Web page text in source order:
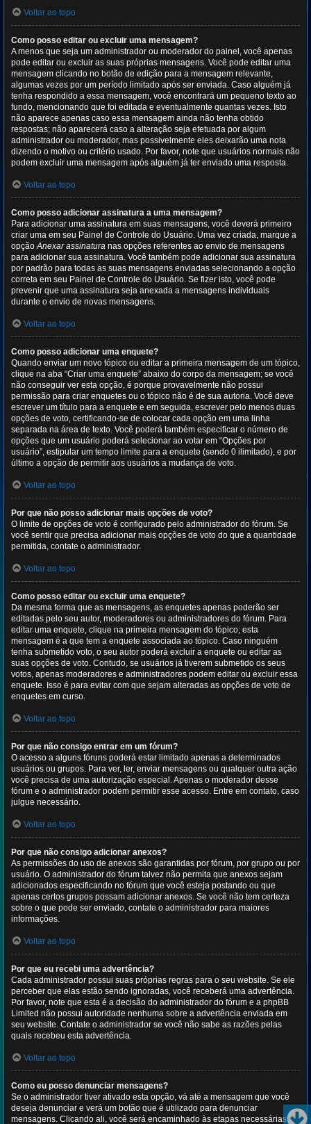
Voltar ao topo
Como posso editar ou excluir uma mensagem?
A menos que seja um administrador ou moderador do painel, você apenas
pode editar ou excluir as suas próprias mensagens. Você pode editar uma
mensagem clicando no botão de edição para a mensagem relevante,
algumas vezes por um período limitado após ser enviada. Caso alguém já
tenha respondido a essa mensagem, você encontrará um pequeno texto ao
fundo, mencionando que foi editada e eventualmente quantas vezes. Isto
não aparece apenas caso essa mensagem ainda não tenha obtido
respostas; não aparecerá caso a alteração seja efetuada por algum
administrador ou moderador, mas possivelmente eles deixarão uma nota
dizendo o motivo ou critério usado. Por favor, note que usuários normais não
podem excluir uma mensagem após alguém já ter enviado uma resposta.
Voltar ao topo
Como posso adicionar assinatura a uma mensagem?
Para adicionar uma assinatura em suas mensagens, você deverá primeiro
criar uma em seu Painel de Controle do Usuário. Uma vez criada, marque a
opçãoAnexar assinatura nas opções referentes ao envio de mensagens
para adicionar sua assinatura. Você também pode adicionar sua assinatura
por padrão para todas as suas mensagens enviadas selecionando a opção
correta em seu Painel de Controle do Usuário. Se fizer isto, você pode
prevenir que uma assinatura seja anexada a mensagens individuais
durante o envio de novas mensagens.
Voltar ao topo
Como posso adicionar uma enquete?
Quando enviar um novo tópico ou editar a primeira mensagem de um tópico,
clique na aba “Criar uma enquete” abaixo do corpo da mensagem; se você
não conseguir ver esta opção, é porque provavelmente não possui
permissão para criar enquetes ou o tópico não é de sua autoria. Você deve
escrever um título para a enquete e em seguida, escrever pelo menos duas
opções de voto, certificando-se de colocar cada opção em uma linha
separada na área de texto. Você poderá também especificar o número de
opções que um usuário poderá selecionar ao votar em “Opções por
usuário”, estipular um tempo limite para a enquete (sendo 0 ilimitado), e por
último a opção de permitir aos usuários a mudança de voto.
Voltar ao topo
Por que não posso adicionar mais opções de voto?
O limite de opções de voto é configurado pelo administrador do fórum. Se
você sentir que precisa adicionar mais opções de voto do que a quantidade
permitida, contate o administrador.
Voltar ao topo
Como posso editar ou excluir uma enquete?
Da mesma forma que as mensagens, as enquetes apenas poderão ser
editadas pelo seu autor, moderadores ou administradores do fórum. Para
editar uma enquete, clique na primeira mensagem do tópico; esta
mensagem é a que tem a enquete associada ao tópico. Caso ninguém
tenha submetido voto, o seu autor poderá excluir a enquete ou editar as
suas opções de voto. Contudo, se usuários já tiverem submetido os seus
votos, apenas moderadores e administradores podem editar ou excluir essa
enquete. Isso é para evitar com que sejam alteradas as opções de voto de
enquetes em curso.
Voltar ao topo
Por que não consigo entrar em um fórum?
O acesso a alguns fóruns poderá estar limitado apenas a determinados
usuários ou grupos. Para ver, ler, enviar mensagens ou qualquer outra ação
você precisa de uma autorização especial. Apenas o moderador desse
fórum e o administrador podem permitir esse acesso. Entre em contato, caso
julgue necessário.
Voltar ao topo
Por que não consigo adicionar anexos?
As permissões do uso de anexos são garantidas por fórum, por grupo ou por
usuário. O administrador do fórum talvez não permita que anexos sejam
adicionados especificando no fórum que você esteja postando ou que
apenas certos grupos possam adicionar anexos. Se você não tem certeza
sobre o que pode ser enviado, contate o administrador para maiores
informações.
Voltar ao topo
Por que eu recebi uma advertência?
Cada administrador possui suas próprias regras para o seu website. Se ele
perceber que elas estão sendo ignoradas, você receberá uma advertência.
Por favor, note que esta é a decisão do administrador do fórum e a phpBB
Limited não possui autoridade nenhuma sobre a advertência enviada em
seu website. Contate o administrador se você não sabe as razões pelas
quais recebeu esta advertência.
Voltar ao topo
Como eu posso denunciar mensagens?
Se o administrador tiver ativado esta opção, vá até a mensagem que você
deseja denunciar e verá um botão que é utilizado para denunciar
mensagens. Clicando ali, você será encaminhado às etapas necessárias